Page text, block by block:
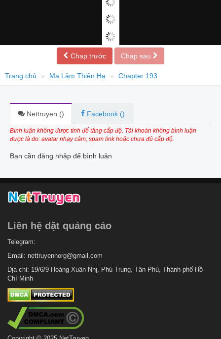
Chap trước Chap sau
Trang chủ Ma Lâm Thiên Hạ Chapter 193
Nettruyen () Facebook ()
Bình luận không được tính để tăng cấp độ. Tài khoản không bình luận
được là do: avatar nhạy cảm, spam link hoặc chưa đủ cấp độ.
Bạn cần đăng nhập để bình luận
Liên hệ dặt quảng cáo
Telegram:
Email: nettruyennorg@gmail.com
Địa chỉ: 19/6/9 Hoàng Xuân Nhị, Phú Trung, Tân Phú, Thành phố Hồ
Chí Minh